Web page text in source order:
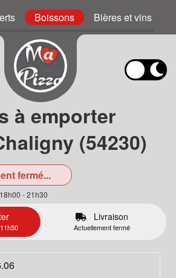
Boissons Bières et vins
à emporter
(54230)
fermé...
- 21h30
Livraison
Actuellement fermé